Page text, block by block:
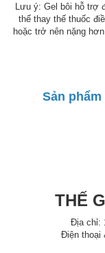
Lưu ý: Gel bôi hỗ trợ
thể thay thế thuốc
hoặc trở nên nặng
Sản
THẾ
Địa chỉ:
Điện thoại